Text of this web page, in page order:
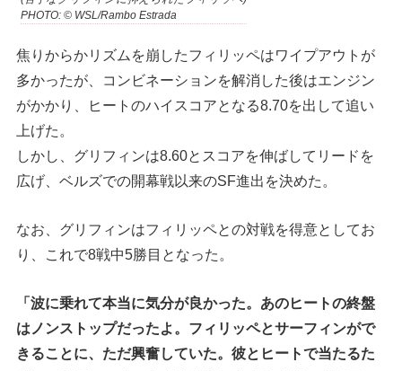
PHOTO: © WSL/Rambo Estrada
焦りからかリズムを崩したフィリッペはワイプアウトが
多かったが、コンビネーションを解消した後はエンジン
がかかり、ヒートのハイスコアとなる8.70を出して追い
上げた。
しかし、グリフィンは8.60とスコアを伸ばしてリードを
広げ、ベルズでの開幕戦以来のSF進出を決めた。
なお、グリフィンはフィリッペとの対戦を得意としてお
り、これで8戦中5勝目となった。
「波に乗れて本当に気分が良かった。あのヒートの終盤
はノンストップだったよ。フィリッペとサーフィンがで
きることに、ただ興奮していた。彼とヒートで当たるた